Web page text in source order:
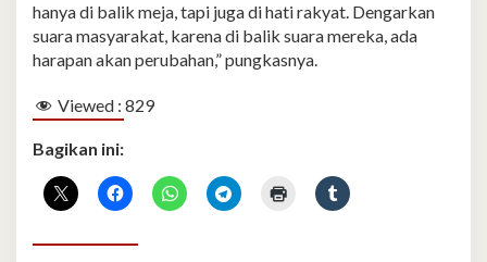
hanya di balik meja, tapi juga di hati rakyat. Dengarkan
suara masyarakat, karena di balik suara mereka, ada
harapan akan perubahan,” pungkasnya.
Viewed : 829
Bagikan ini: